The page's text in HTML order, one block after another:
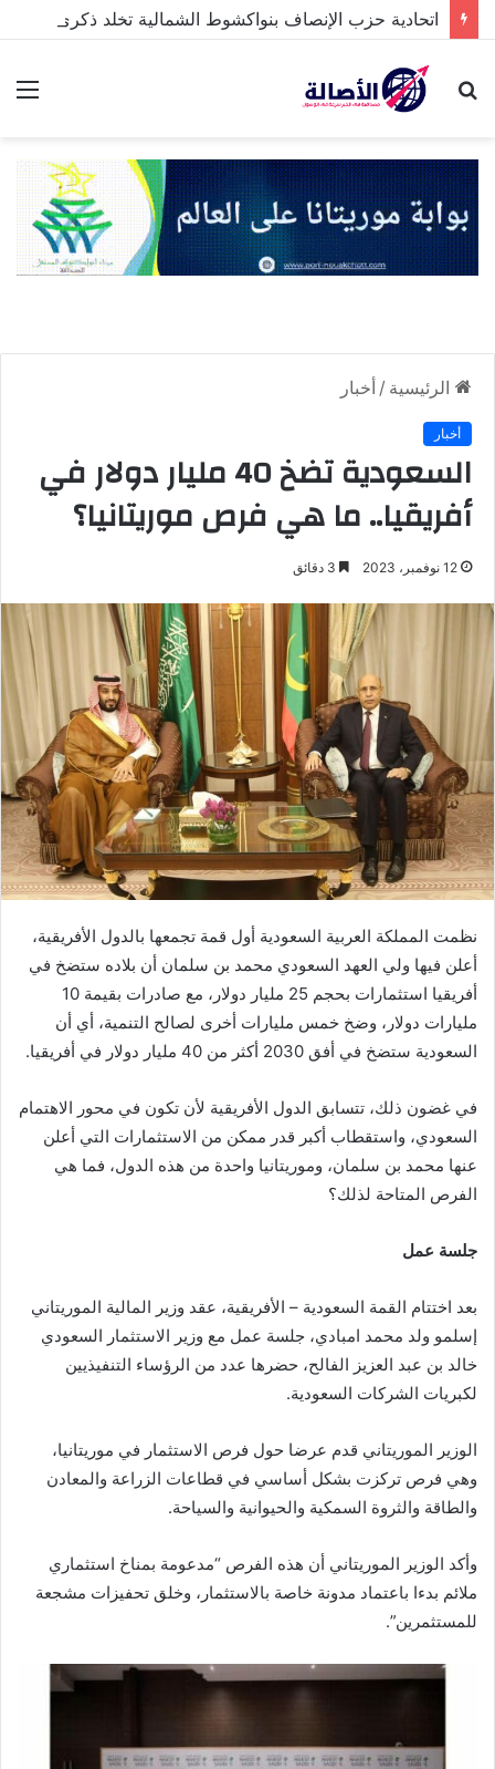
بحث
الرئيسية / أخبار
أخبار
السعودية تضخ 40 مليار دولار في
أفريقيا.. ما هي فرص موريتانيا؟
12 نوفمبر، 2023
نظمت المملكة العربية السعودية أول قمة تجمعها بالدول الأفريقية،
أعلن فيها ولي العهد السعودي محمد بن سلمان أن بلاده ستضخ في
أفريقيا استثمارات بحجم 25 مليار دولار، مع صادرات بقيمة 10
مليارات دولار، وضخ خمس مليارات أخرى لصالح التنمية، أي أن
السعودية ستضخ في أفق 2030 أكثر من 40 مليار دولار في أفريقيا.
في غضون ذلك، تتسابق الدول الأفريقية لأن تكون في محور الاهتمام
السعودي، واستقطاب أكبر قدر ممكن من الاستثمارات التي أعلن
عنها محمد بن سلمان، وموريتانيا واحدة من هذه الدول، فما هي
الفرص المتاحة لذلك؟
جلسة عمل
بعد اختتام القمة السعودية – الأفريقية، عقد وزير المالية الموريتاني
إسلمو ولد محمد امبادي، جلسة عمل مع وزير الاستثمار السعودي
خالد بن عبد العزيز الفالح، حضرها عدد من الرؤساء التنفيذيين
لكبريات الشركات السعودية.
الوزير الموريتاني قدم عرضا حول فرص الاستثمار في موريتانيا،
وهي فرص تركزت بشكل أساسي في قطاعات الزراعة والمعادن
والطاقة والثروة السمكية والحيوانية والسياحة.
وأكد الوزير الموريتاني أن هذه الفرص “مدعومة بمناخ استثماري
ملائم بدءا باعتماد مدونة خاصة بالاستثمار، وخلق تحفيزات مشجعة
للمستثمرين”.